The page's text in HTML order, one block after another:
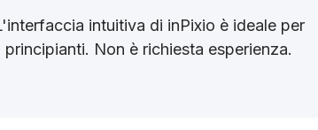
intuitiva di inPixio è ideale per
principianti. Non è richiesta esperienza.